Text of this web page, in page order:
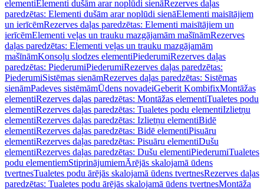
elementiElementi dušām arar noplūdi sienāRezerves daļas
paredzētas: Elementi dušām arar noplūdi sienāElementi maisītājiem
un ierīcēmRezerves daļas paredzētas: Elementi maisītājiem un
ierīcēmElementi veļas un trauku mazgājamām mašīnāmRezerves
daļas paredzētas: Elementi veļas un trauku mazgājamām
mašīnāmKonsoļu slodzes elementiPiederumiRezerves daļas
paredzētas: PiederumiPiederumiRezerves daļas paredzētas:
PiederumiSistēmas sienāmRezerves daļas paredzētas: Sistēmas
sienāmPadeves sistēmāmŪdens novadeiGeberit KombifixMontāžas
elementiRezerves daļas paredzētas: Montāžas elementiTualetes podu
elementiRezerves daļas paredzētas: Tualetes podu elementiIzlietņu
elementiRezerves daļas paredzētas: Izlietņu elementiBidē
elementiRezerves daļas paredzētas: Bidē elementiPisuāru
elementiRezerves daļas paredzētas: Pisuāru elementiDušu
elementiRezerves daļas paredzētas: Dušu elementiPiederumiTualetes
podu elementiemStiprinājumiemĀrējās skalojamā ūdens
tvertnesTualetes podu ārējās skalojamā ūdens tvertnesRezerves daļas
paredzētas: Tualetes podu ārējās skalojamā ūdens tvertnesMontāža